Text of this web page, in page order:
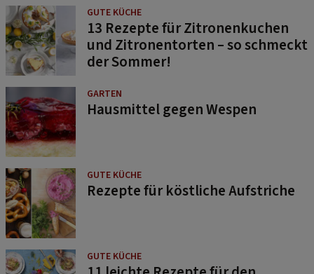
GUTE KÜCHE
13 Rezepte für Zitronenkuchen
und Zitronentorten – so schmeckt
der Sommer!
GARTEN
Hausmittel gegen Wespen
GUTE KÜCHE
Rezepte für köstliche Aufstriche
GUTE KÜCHE